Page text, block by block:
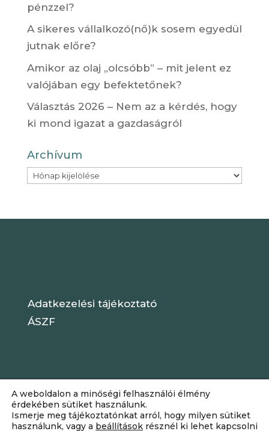
pénzzel?
A sikeres vállalkozó(nő)k sosem egyedül
jutnak előre?
Amikor az olaj „olcsóbb” – mit jelent ez
valójában egy befektetőnek?
Választás 2026 – Nem az a kérdés, hogy
ki mond igazat a gazdaságról
Archívum
Archívum
Adatkezelési tájékoztató
ÁSZF
A weboldalon a minőségi felhasználói élmény
érdekében sütiket használunk.
Ismerje meg tájékoztatónkat arról, hogy milyen sütiket
használunk, vagy a beállítások résznél ki lehet kapcsolni